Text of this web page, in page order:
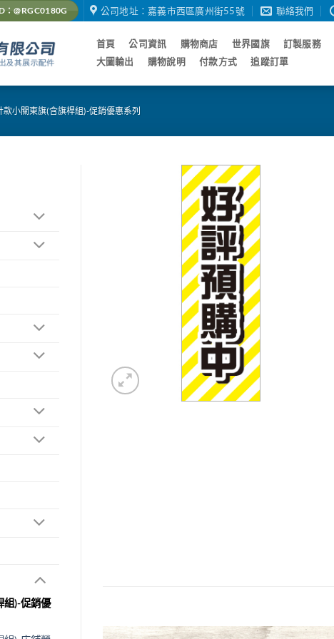
：@RGC0180G 公司地址：嘉義市西區廣州街55號 聯絡我們
首頁 公司資訊 購物商店 世界國旗 訂製服務
大圖輸出
購物說明 付款方式 追蹤訂單
款小關東旗(含旗桿組)-促銷優惠系列
組)-促銷優